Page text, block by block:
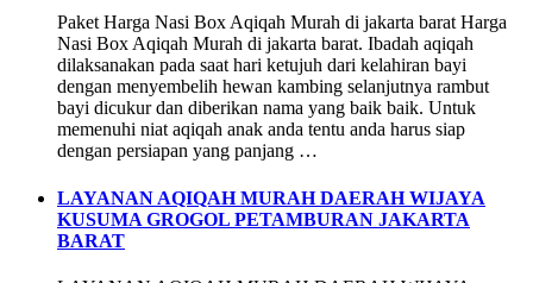
Paket Harga Nasi Box Aqiqah Murah di jakarta barat Harga
Nasi Box Aqiqah Murah di jakarta barat. Ibadah aqiqah
dilaksanakan pada saat hari ketujuh dari kelahiran bayi
dengan menyembelih hewan kambing selanjutnya rambut
bayi dicukur dan diberikan nama yang baik baik. Untuk
memenuhi niat aqiqah anak anda tentu anda harus siap
dengan persiapan yang panjang …
LAYANAN AQIQAH MURAH DAERAH WIJAYA
KUSUMA GROGOL PETAMBURAN JAKARTA
BARAT